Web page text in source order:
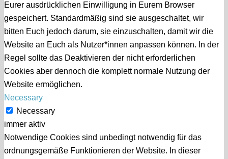
Eurer ausdrücklichen Einwilligung in Eurem Browser
gespeichert. Standardmäßig sind sie ausgeschaltet, wir
bitten Euch jedoch darum, sie einzuschalten, damit wir die
Website an Euch als Nutzer*innen anpassen können. In der
Regel sollte das Deaktivieren der nicht erforderlichen
Cookies aber dennoch die komplett normale Nutzung der
Website ermöglichen.
Necessary
Necessary
immer aktiv
Notwendige Cookies sind unbedingt notwendig für das
ordnungsgemäße Funktionieren der Website. In dieser